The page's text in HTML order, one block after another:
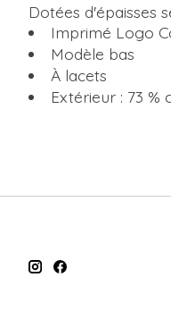
Dotées d'épaisses
Imprimé Logo
Modèle bas
À lacets
Extérieur : 73 %